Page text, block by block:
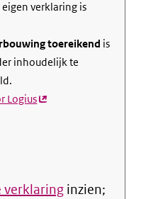
verklaring is
toereikend is
inhoudelijk te
Logius(externe
verklaring inzien;